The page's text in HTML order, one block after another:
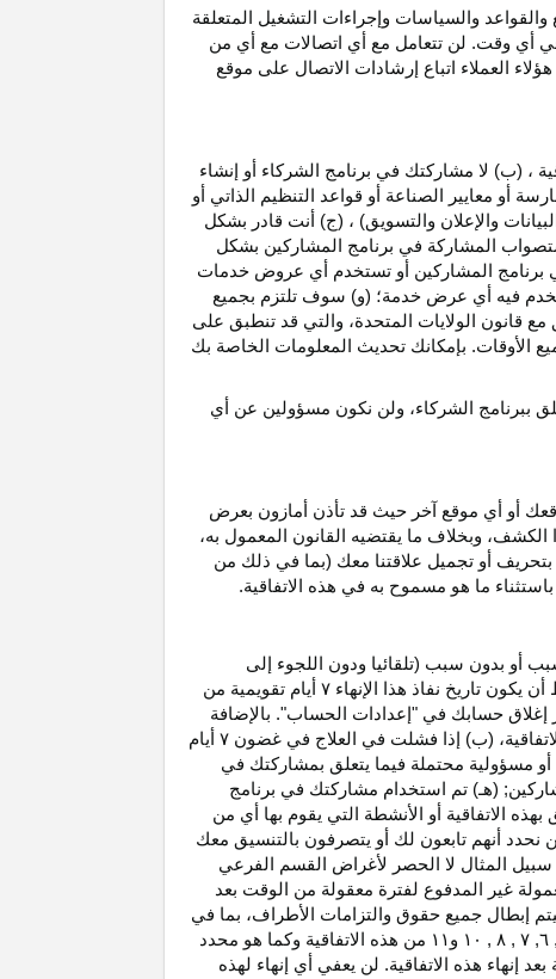
والسياسات وإجراءات التشغيل المتعلقة
في أي وقت. لن تتعامل مع أي اتصالات مع أي من
العملاء اتباع إرشادات الاتصال على موقع
، (ب) لا مشاركتك في برنامج الشركاء أو إنشاء
أو معايير الصناعة أو قواعد التنظيم الذاتي أو
والإعلان والتسويق) ، (ج) أنت قادر بشكل
المشاركة في برنامج المشاركين بشكل
برنامج المشاركين أو تستخدم أي عروض خدمات
فيه أي عرض خدمة؛ (و) سوف تلتزم بجميع
مع قانون الولايات المتحدة، والتي قد تنطبق على
الأوقات. بإمكانك تحديث المعلومات الخاصة بك
ببرنامج الشركاء، ولن نكون مسؤولين عن أي
أو أي موقع آخر حيث قد تأذن أمازون بعرض
وبخلاف ما يقتضيه القانون المعمول به،
بتحريف أو تجميل علاقتنا معك (بما في ذلك من
باستثناء ما هو مسموح به في هذه الاتفاقية.
أو بدون سبب (تلقائيا ودون اللجوء إلى
يكون تاريخ نفاذ هذا الإنهاء ۷ أيام تقويمية من
إغلاق حسابك في "إعدادات الحساب". بالإضافة
(ب) إذا فشلت في العلاج في غضون ۷ أيام
أو مسؤولية محتملة فيما يتعلق بمشاركتك في
(هـ) تم استخدام مشاركتك في برنامج
الاتفاقية أو الأنشطة التي يقوم بها أي من
نحدد أنهم تابعون لك أو يتصرفون بالتنسيق معك
المثال لا الحصر لأغراض القسم الفرعي
بدخل العمولة غير المدفوع لفترة معقولة من الوقت بعد
إبطال جميع حقوق والتزامات الأطراف، بما في
۷ , ۸ , ۱۰ و۱۱ من هذه الاتفاقية وكما هو محدد
إنهاء هذه الاتفاقية. لن يعفي أي إنهاء لهذه